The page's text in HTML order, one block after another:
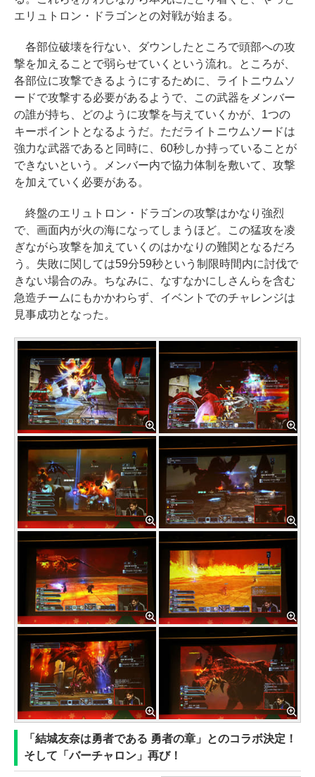
エリュトロン・ドラゴンとの対戦が始まる。
各部位破壊を行ない、ダウンしたところで頭部への攻
撃を加えることで弱らせていくという流れ。ところが、
各部位に攻撃できるようにするために、ライトニウムソ
ードで攻撃する必要があるようで、この武器をメンバー
の誰が持ち、どのように攻撃を与えていくかが、1つの
キーポイントとなるようだ。ただライトニウムソードは
強力な武器であると同時に、60秒しか持っていることが
できないという。メンバー内で協力体制を敷いて、攻撃
を加えていく必要がある。
終盤のエリュトロン・ドラゴンの攻撃はかなり強烈
で、画面内が火の海になってしまうほど。この猛攻を凌
ぎながら攻撃を加えていくのはかなりの難関となるだろ
う。失敗に関しては59分59秒という制限時間内に討伐で
きない場合のみ。ちなみに、なすなかにしさんらを含む
急造チームにもかかわらず、イベントでのチャレンジは
見事成功となった。
「結城友奈は勇者である 勇者の章」とのコラボ決定！
そして「バーチャロン」再び！